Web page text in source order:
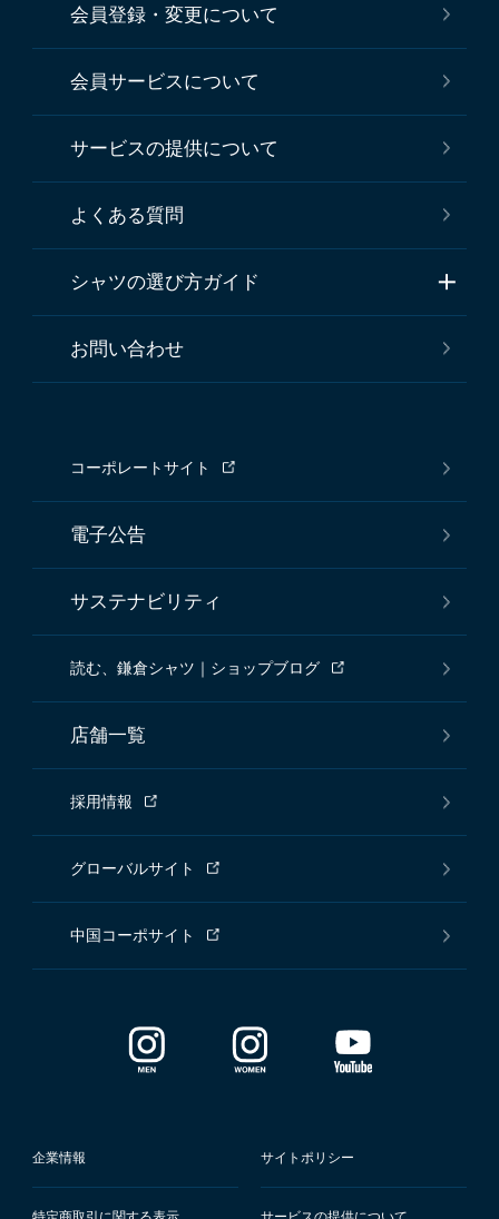
会員登録・変更について
会員サービスについて
サービスの提供について
よくある質問
シャツの選び方ガイド
お問い合わせ
コーポレートサイト
電子公告
サステナビリティ
読む、鎌倉シャツ｜ショップブログ
店舗一覧
採用情報
グローバルサイト
中国コーポサイト
企業情報 サイトポリシー